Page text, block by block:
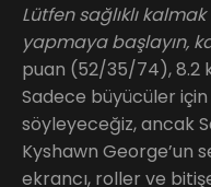
Lütfen sağlıklı
yapmaya başlayın,
puan (52/35/74), 8.2
Sadece büyücüler için
söyleyeceğiz, ancak
Kyshawn George’un
ekrancı, roller ve